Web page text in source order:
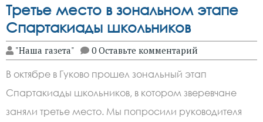
Третье место в зональном этапе
Спартакиады школьников
"Наша газета" 0 Оставьте комментарий
В октябре в Гуково прошел зональный этап
Спартакиады школьников, в котором зверевчане
заняли третье место. Мы попросили руководителя